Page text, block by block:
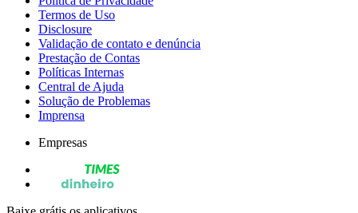
Termos de Uso
Disclosure
Validação de contato e denúncia
Prestação de Contas
Políticas Internas
Central de Ajuda
Solução de Problemas
Imprensa
Empresas